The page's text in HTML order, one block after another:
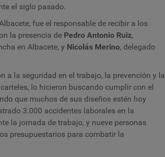
el siglo pasado.
fue el responsable de recibir a los
la presencia de Pedro Antonio Ruiz,
en Albacete, y Nicolás Merino, delegado
a la seguridad en el trabajo, la prevención y la
lo hicieron buscando cumplir con el
que muchos de sus diseños estén hoy
3.000 accidentes laborales en la
la jornada de trabajo, y nueve personas
presupuestarios para combatir la